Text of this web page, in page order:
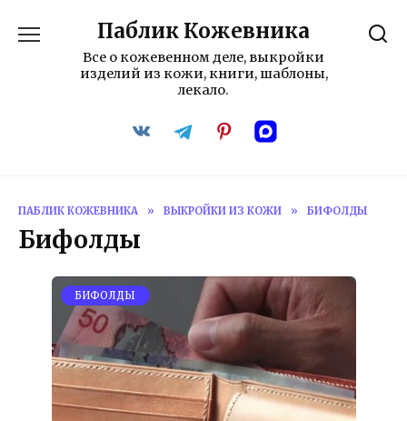
содержанию
Паблик Кожевника
Все о кожевенном деле, выкройки
изделий из кожи, книги, шаблоны,
лекало.
ПАБЛИК КОЖЕВНИКА » ВЫКРОЙКИ ИЗ КОЖИ » БИФОЛДЫ
Бифолды
БИФОЛДЫ